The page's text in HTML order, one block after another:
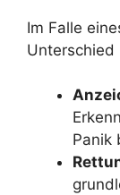
Im Falle
Unterschied
Panik